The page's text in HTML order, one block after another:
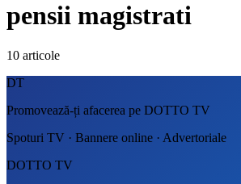
pensii magistrati
10 articole
DT
Promovează-ți afacerea pe DOTTO TV
Spoturi TV · Bannere online · Advertoriale
DOTTO TV